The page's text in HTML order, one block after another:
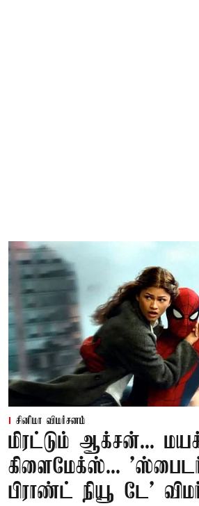
சினிமா விமர்சனம்
மிரட்டும் ஆக்சன்...
கிளைமேக்ஸ்...
பிராண்ட் நியூ டே'